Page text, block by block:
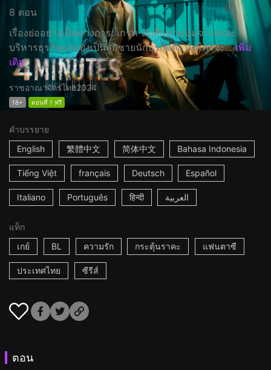
8 ตอน
เรื่องย่ออย่างเป็นทางการ: เกรท นักศึกษาหนุ่มจากคณะ
บริหารธุรกิจแถมยังเป็นลูกชายนักธุรกิจดัง แต่ใครจะ... เพิ่ม
เติม
ราชอาณาจักรไทย2024
18+ ตอนที่ 1 ฟรี
คำบรรยาย
English
繁體中文 简体中文 Bahasa Indonesia
Tiếng Việt français Deutsch Español
Italiano Português हिन्दी العربية
แท็ก
เกย์
BL ความรัก กระตุ้นราคะ แฟนตาซี
ประเทศไทย ซีรีส์
ตอน